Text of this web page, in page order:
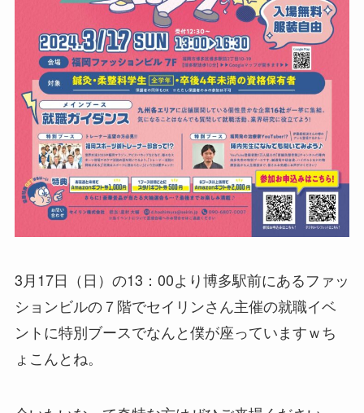
3月17日（日）の13：00より博多駅前にあるファッ
ションビルの７階でセイリンさん主催の就職イベ
ントに特別ブースでなんと僕が座っていますｗち
ょこんとね。